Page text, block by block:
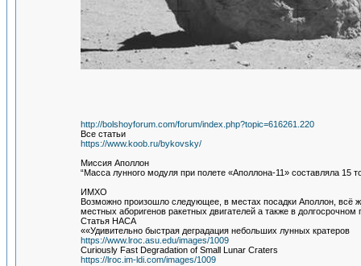
http://bolshoyforum.com/forum/index.php?topic=616261.220
Все статьи
https://www.koob.ru/bykovsky/
Миссия Аполлон
“Масса лунного модуля при полете «Аполлона-11» составляла 15
ИМХО
Возможно произошло следующее, в местах посадки Аполлон, всё
местных аборигенов ракетных двигателей а также в
Статья НАСА
««Удивительно быстрая деградация небольших лунных кратеров
https://www.lroc.asu.edu/images/1009
Curiously Fast Degradation of Small Lunar Craters
https://lroc.im-ldi.com/images/1009